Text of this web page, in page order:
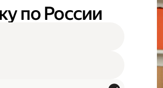
по России